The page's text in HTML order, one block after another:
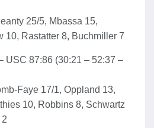
25/5, Mbassa 15,
10, Rastatter 8, Buchmiller 7
USC 87:86 (30:21 – 52:37 –
Faye 17/1, Oppland 13,
10, Robbins 8, Schwartz